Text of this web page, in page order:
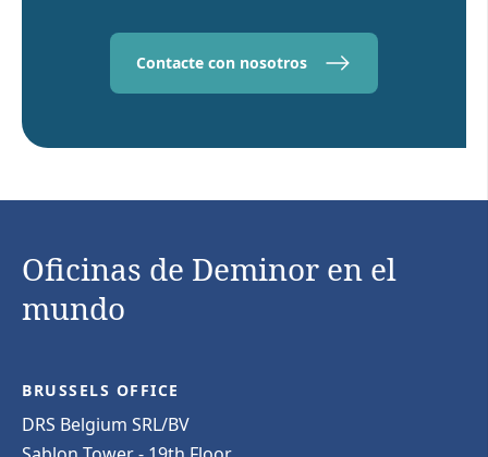
Contacte con nosotros
Oficinas de Deminor en el
mundo
BRUSSELS OFFICE
DRS Belgium SRL/BV